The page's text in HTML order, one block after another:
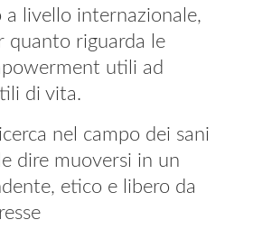
a livello internazionale,
quanto riguarda
le
utili ad
di vita.
nel campo dei sani
dire muoversi in un
etico e libero da